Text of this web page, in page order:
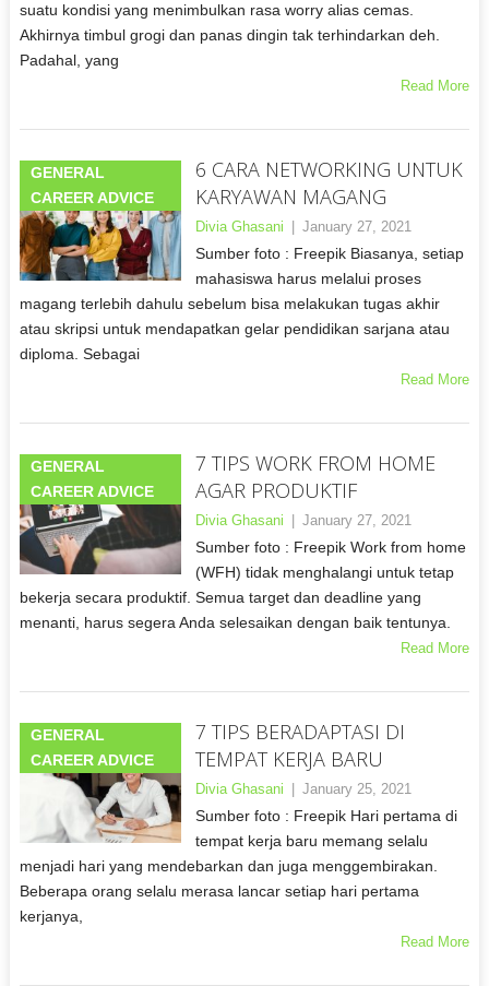
suatu kondisi yang menimbulkan rasa worry alias cemas.
Akhirnya timbul grogi dan panas dingin tak terhindarkan deh.
Padahal, yang
Read More
GENERAL
CAREER ADVICE
6 CARA NETWORKING UNTUK
KARYAWAN MAGANG
Divia Ghasani January 27, 2021
Sumber foto : Freepik Biasanya, setiap
mahasiswa harus melalui proses
magang terlebih dahulu sebelum bisa melakukan tugas akhir
atau skripsi untuk mendapatkan gelar pendidikan sarjana atau
diploma. Sebagai
Read More
GENERAL
CAREER ADVICE
7 TIPS WORK FROM HOME
AGAR PRODUKTIF
Divia Ghasani January 27, 2021
Sumber foto : Freepik Work from home
(WFH) tidak menghalangi untuk tetap
bekerja secara produktif. Semua target dan deadline yang
menanti, harus segera Anda selesaikan dengan baik tentunya.
Read More
GENERAL
CAREER ADVICE
7 TIPS BERADAPTASI DI
TEMPAT KERJA BARU
Divia Ghasani January 25, 2021
Sumber foto : Freepik Hari pertama di
tempat kerja baru memang selalu
menjadi hari yang mendebarkan dan juga menggembirakan.
Beberapa orang selalu merasa lancar setiap hari pertama
kerjanya,
Read More